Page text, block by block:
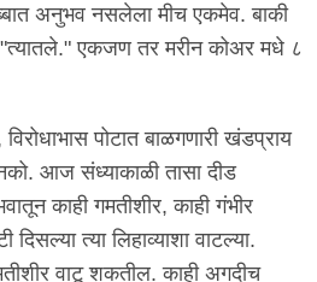
अनुभव नसलेला मीच एकमेव. बाकी
एकजण तर मरीन कोअर मधे ८
पोटात बाळगणारी खंडप्राय
आज संध्याकाळी तासा दीड
काही गमतीशीर, काही गंभीर
दिसल्या त्या लिहाव्याशा वाटल्या.
वाटू शकतील. काही अगदीच